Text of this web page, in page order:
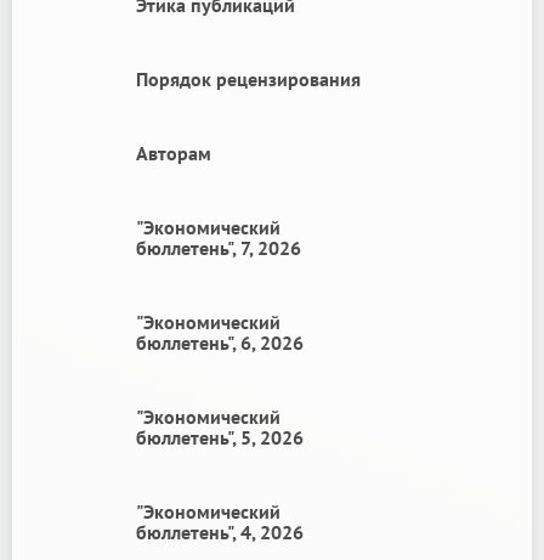
Этика публикаций
Порядок рецензирования
Авторам
"Экономический
бюллетень", 7, 2026
"Экономический
бюллетень", 6, 2026
"Экономический
бюллетень", 5, 2026
"Экономический
бюллетень", 4, 2026